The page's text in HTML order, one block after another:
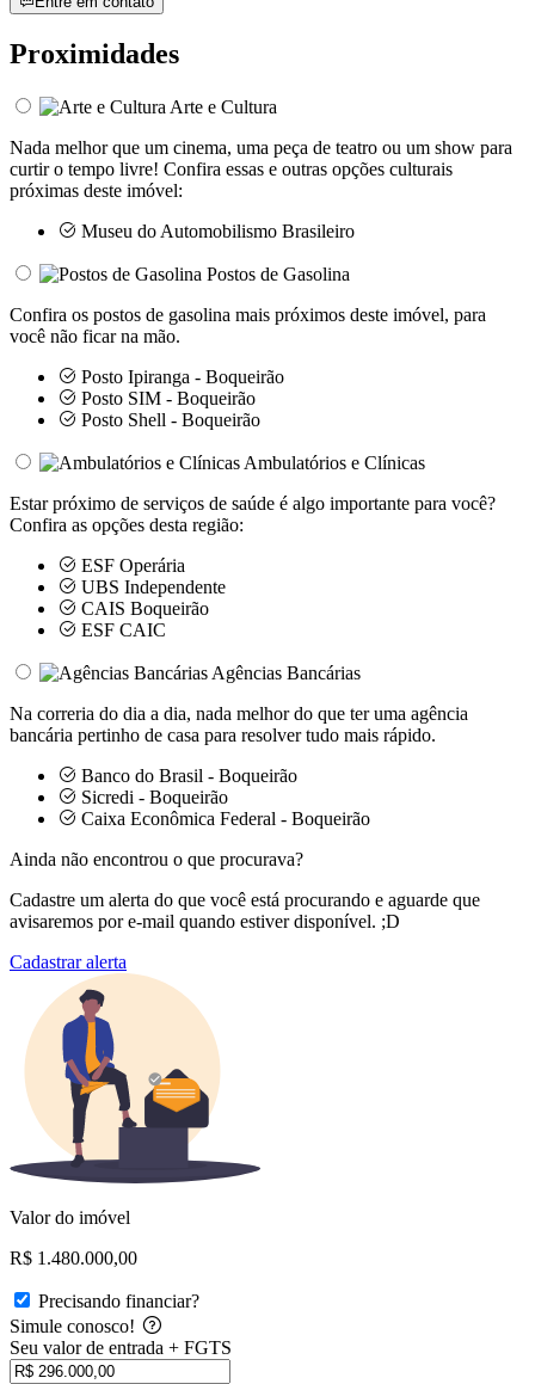
Proximidades
Arte e Cultura
Nada melhor que um cinema, uma peça de teatro ou um show para
curtir o tempo livre! Confira essas e outras opções culturais
próximas deste imóvel:
Museu do Automobilismo Brasileiro
Postos de Gasolina
Confira os postos de gasolina mais próximos deste imóvel, para
você não ficar na mão.
Posto Ipiranga - Boqueirão
Posto SIM - Boqueirão
Posto Shell - Boqueirão
Ambulatórios e Clínicas
Estar próximo de serviços de saúde é algo importante para você?
Confira as opções desta região:
ESF Operária
UBS Independente
CAIS Boqueirão
ESF CAIC
Agências Bancárias
Na correria do dia a dia, nada melhor do que ter uma agência
bancária pertinho de casa para resolver tudo mais rápido.
Banco do Brasil - Boqueirão
Sicredi - Boqueirão
Caixa Econômica Federal - Boqueirão
Ainda não encontrou o que procurava?
Cadastre um alerta do que você está procurando e aguarde que
avisaremos por e-mail quando estiver disponível. ;D
Cadastrar alerta
Valor do imóvel
R$ 1.480.000,00
Precisando financiar?
Simule conosco!
Seu valor de entrada + FGTS